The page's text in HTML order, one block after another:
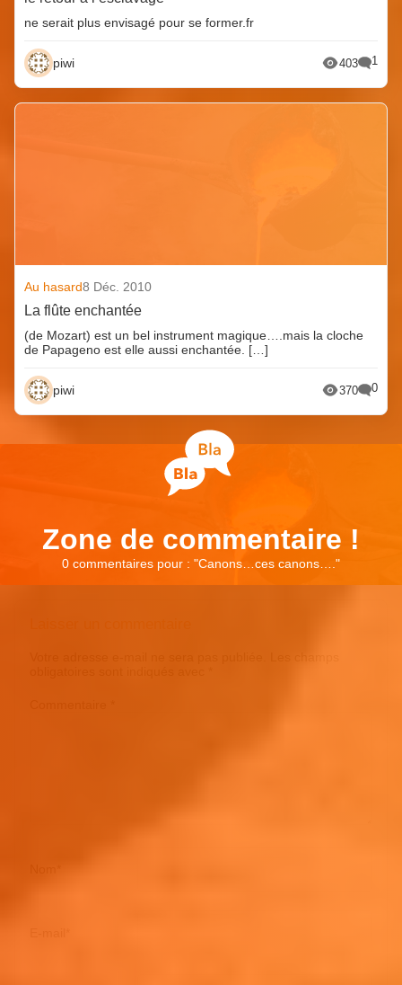
ne serait plus envisagé pour se former.fr
piwi 403 1
Au hasard8 Déc. 2010
La flûte enchantée
(de Mozart) est un bel instrument magique….mais la cloche
de Papageno est elle aussi enchantée. […]
piwi 370 0
Zone de commentaire !
0 commentaires pour : "Canons…ces canons…."